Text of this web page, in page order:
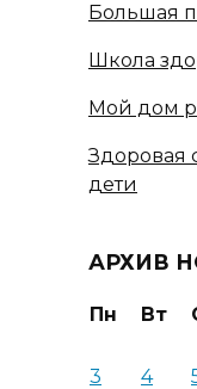
Большая
Школа
Мой дом
Здоровая
дети
АРХИВ
Пн Вт
3
4